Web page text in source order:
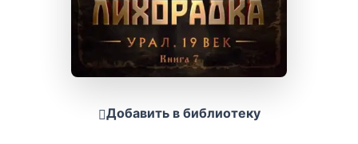
Добавить в библиотеку